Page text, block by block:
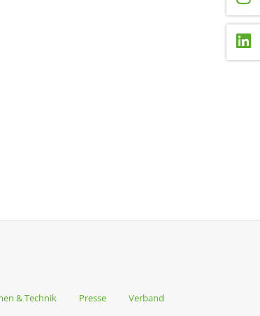
& Technik Presse
Verband